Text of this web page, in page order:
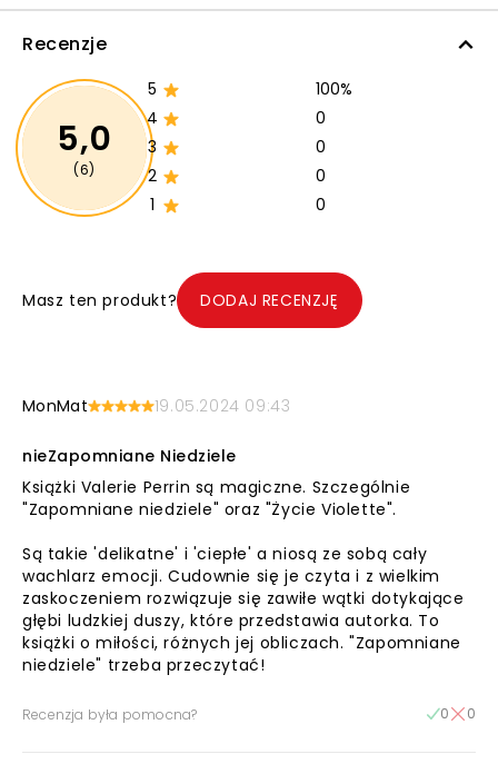
Recenzje
5,0
(6)
5
100%
4
0
3
0
2
0
1
0
Masz ten produkt? DODAJ RECENZJĘ
MonMat 19.05.2024 09:43
nieZapomniane Niedziele
Książki Valerie Perrin są magiczne. Szczególnie
"Zapomniane niedziele" oraz "Życie Violette".
Są takie 'delikatne' i 'ciepłe' a niosą ze sobą cały
wachlarz emocji. Cudownie się je czyta i z wielkim
zaskoczeniem rozwiązuje się zawiłe wątki dotykające
głębi ludzkiej duszy, które przedstawia autorka. To
książki o miłości, różnych jej obliczach. "Zapomniane
niedziele" trzeba przeczytać!
Recenzja była pomocna? 0 0